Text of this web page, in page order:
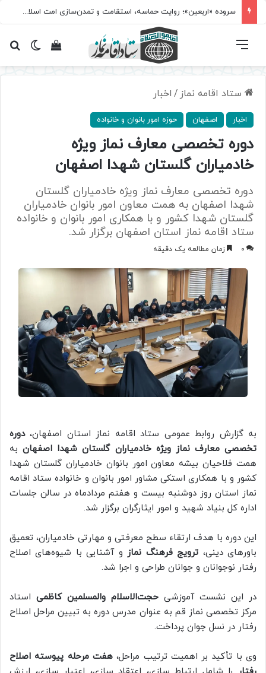
سروده‌ «اربعین»؛ روایت حماسه، استقامت و تمدن‌سازی امت اسلامی
تغییرمشاهده فهرست
ستاد اقامه نماز / اخبار
اخبار اصفهان حوزه امور بانوان و خانواده
دوره تخصصی معارف نماز ویژه
خادمیاران گلستان شهدا اصفهان
دوره تخصصی معارف نماز ویژه خادمیاران گلستان
شهدا اصفهان به همت معاون امور بانوان خادمیاران
گلستان شهدا کشور و با همکاری امور بانوان و خانواده
ستاد اقامه نماز استان اصفهان برگزار شد.
0 زمان مطالعه یک دقیقه
به گزارش روابط عمومی ستاد اقامه نماز استان اصفهان،دوره
تخصصی معارف نماز ویژه خادمیاران گلستان شهدا اصفهانبه
همت فلاحیان بیشه معاون امور بانوان خادمیاران گلستان شهدا
کشور و با همکاری استکی مشاور امور بانوان و خانواده ستاد اقامه
نماز استان روز دوشنبه بیست و هفتم مردادماه در سالن جلسات
اداره کل بنیاد شهید و امور ایثارگران برگزار شد.
این دوره با هدف ارتقاء سطح معرفتی و مهارتی خادمیاران، تعمیق
باورهای دینی، ترویج فرهنگ نماز و آشنایی با شیوه‌های اصلاح
رفتار نوجوانان و جوانان طراحی و اجرا شد.
در این نشست آموزشی حجت‌الاسلام والمسلمین کاظمی استاد
مرکز تخصصی نماز قم به عنوان مدرس دوره به تبیین مراحل اصلاح
رفتار در نسل جوان پرداخت.
وی با تأکید بر اهمیت ترتیب مراحل،هفت مرحله پیوسته اصلاح